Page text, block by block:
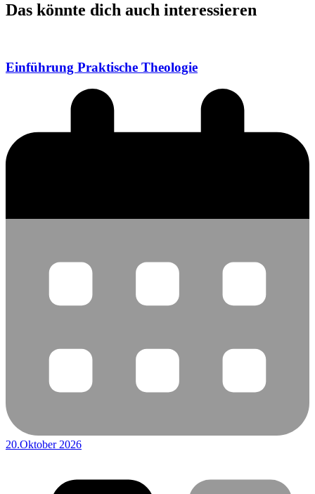
Das könnte dich auch interessieren
Einführung Praktische Theologie
20.Oktober 2026